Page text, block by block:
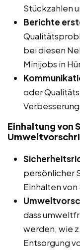
Stückzahlen
Berichte
bei diesen
Minijobs in
oder
Einhaltung von
persönlicher
Einhalten
dass
werden, wie
Entsorgung